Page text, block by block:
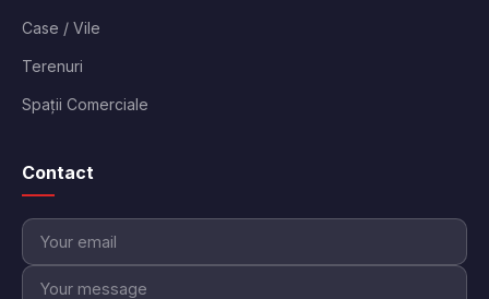
Case / Vile
Terenuri
Spații Comerciale
Contact